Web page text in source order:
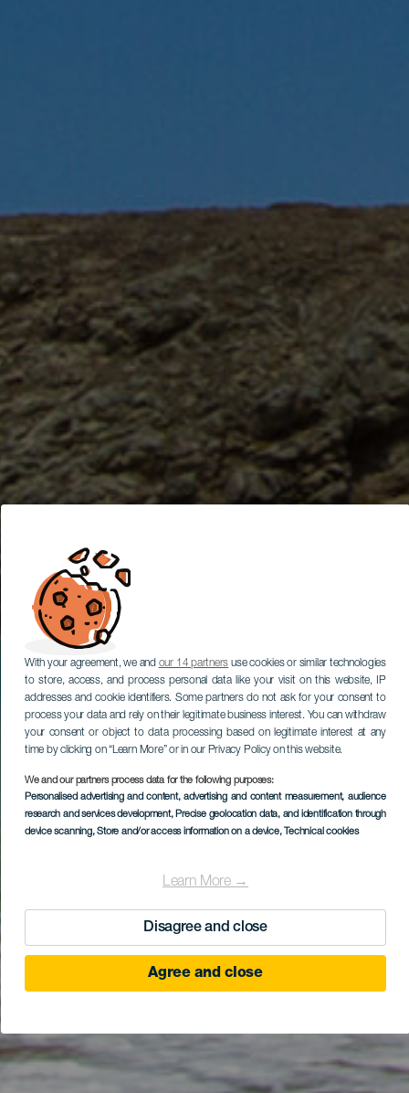
With your agreement, we and our 14 partners use cookies or similar technologies
to store, access, and process personal data like your visit on this website, IP
addresses and cookie identifiers. Some partners do not ask for your consent to
process your data and rely on their legitimate business interest. You can withdraw
your consent or object to data processing based on legitimate interest at any
time by clicking on “Learn More” or in our Privacy Policy on this website.
We and our partners process data for the following purposes:
Personalised advertising and content, advertising and content measurement, audience
research and services development, Precise geolocation data, and identification through
device scanning, Store and/or access information on a device, Technical cookies
Learn More →
Disagree and close
Agree and close